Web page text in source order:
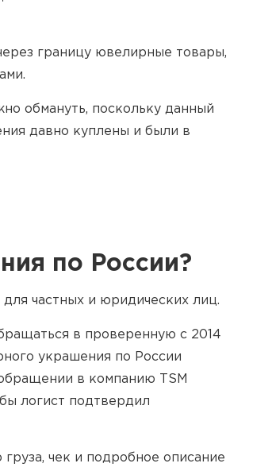
границу ювелирные товары,
обмануть, поскольку данный
давно куплены и были в
по России?
частных и юридических лиц.
в проверенную с 2014
украшения по России
в компанию TSM
логист подтвердил
чек и подробное описание